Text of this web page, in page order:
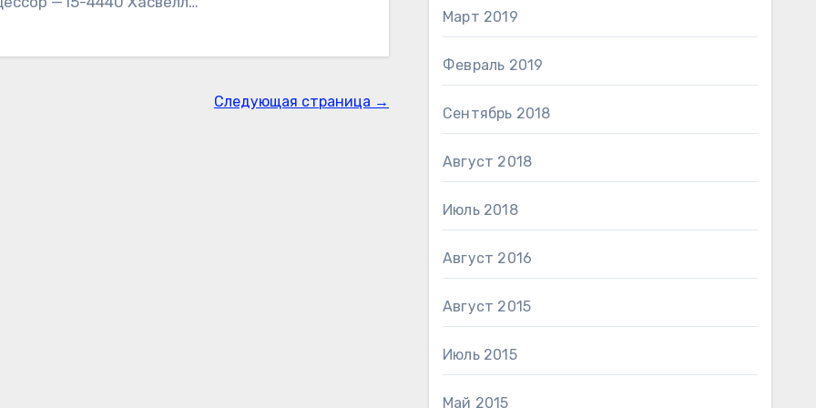
Следующая страница →
Март 2019
Февраль 2019
Сентябрь 2018
Август 2018
Июль 2018
Август 2016
Август 2015
Июль 2015
Май 2015